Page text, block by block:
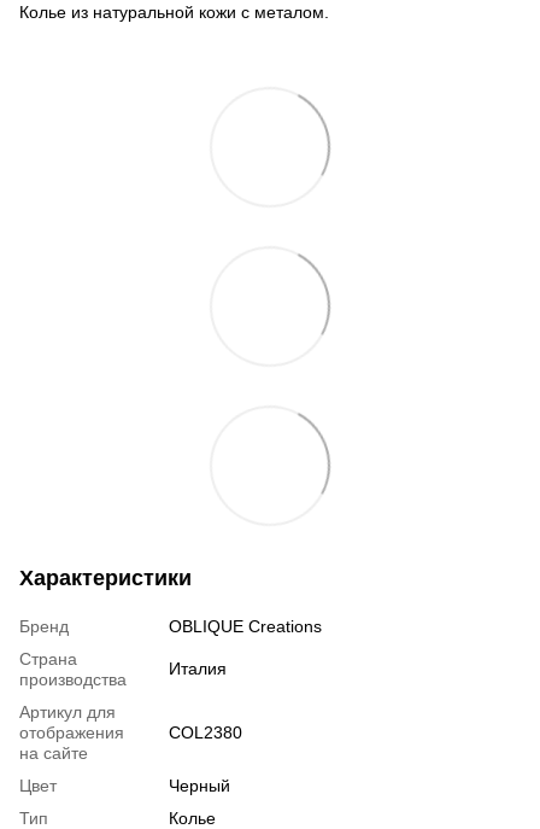
Колье из натуральной кожи с металом.
Характеристики
Бренд
OBLIQUE Creations
Страна
производства
Италия
Артикул для
отображения
на сайте
COL2380
Цвет
Черный
Тип
Колье